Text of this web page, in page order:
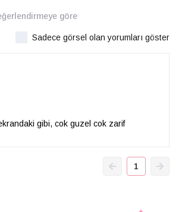
göre
Sadece görsel olan yorumları göster
gibi, cok guzel cok zarif
1